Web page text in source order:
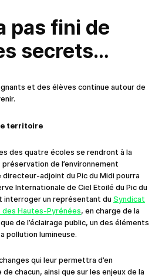
pas fini de
secrets…
et des élèves continue autour de
territoire
des quatre écoles se rendront à la
de l’environnement
adjoint du Pic du Midi pourra
Internationale de Ciel Etoilé du Pic du
interroger un représentant du Syndicat
des Hautes-Pyrénées, en charge de la
de l’éclairage public, un des éléments
pollution lumineuse.
qui leur permettra d’en
chacun, ainsi que sur les enjeux de la